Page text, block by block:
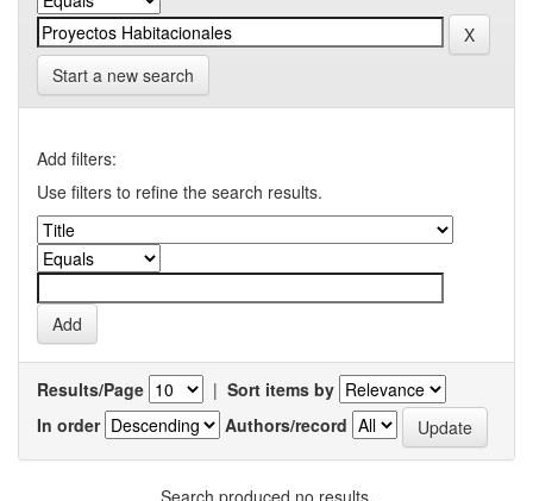
Start a new search
Add filters:
Use filters to refine the search results.
Results/Page | Sort items by
In order
Authors/record
Search produced no results.